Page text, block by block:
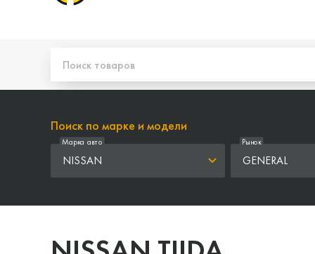
Поиск по марке и модели
NISSAN
Марка авто
GENERAL
Рынок